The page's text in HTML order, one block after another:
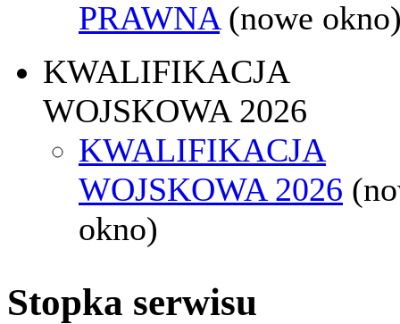
PRAWNA (nowe
KWALIFIKACJA
WOJSKOWA 2026
KWALIFIKACJA
WOJSKOWA 2026
okno)
Stopka serwisu